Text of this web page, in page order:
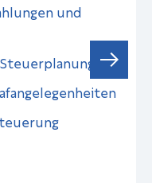
und